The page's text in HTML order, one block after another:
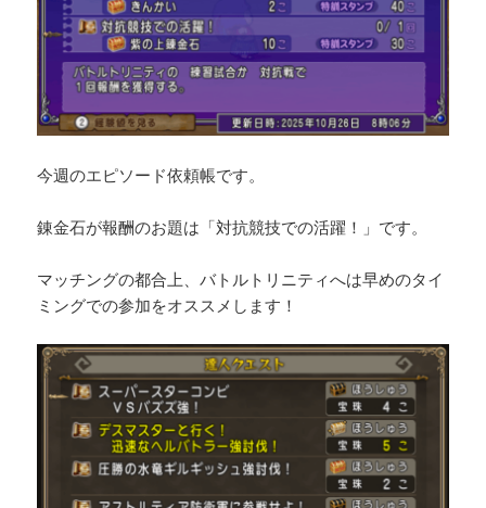
今週のエピソード依頼帳です。
錬金石が報酬のお題は「対抗競技での活躍！」です。
マッチングの都合上、バトルトリニティへは早めのタイ
ミングでの参加をオススメします！